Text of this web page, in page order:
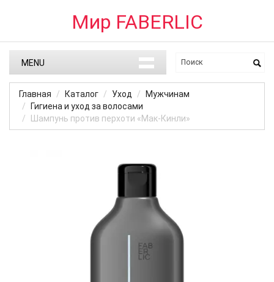
Мир FABERLIC
MENU
Главная Каталог Уход
Мужчинам
Гигиена и уход за волосами
Шампунь против перхоти «Мак-Кинли»